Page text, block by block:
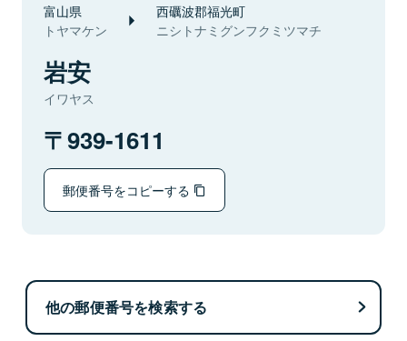
富山県
トヤマケン
西礪波郡福光町
ニシトナミグンフクミツマチ
岩安
イワヤス
939-1611
郵便番号をコピーする
他の郵便番号を検索する